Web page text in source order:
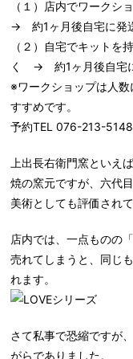
（１）店内でワーク
→ 約1ヶ月後自宅に発
（２）自宅でキッ
く → 約1ヶ月後自宅
※ワークショップは人
すすめです。
予約TEL 076-213-5148
上出長右衛門窯といえ
焼の窯元ですが、六代
美術としても評価され
店内では、一点ものの
売れてしまうと、同じ
れます。
さて私事で恐縮ですが
がらでありました。